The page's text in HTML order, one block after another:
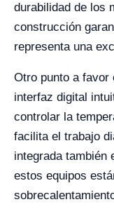
durabilidad de los
construcción
representa una
Otro punto a favor
interfaz digital
controlar la
facilita el trabajo
integrada también
estos equipos